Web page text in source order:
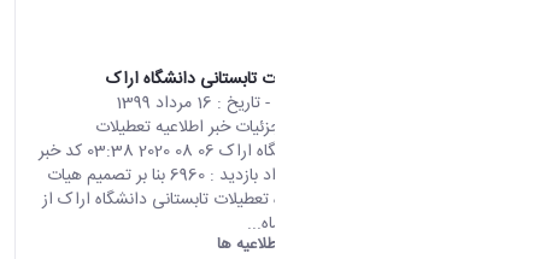
اطلاعیه تعطیلات تابستانی دانشگاه اراک
- تاریخ : 16 مرداد 1399
صفحه اصلی جزئیات خبر اطلاعیه تعطیلات
تابستانی دانشگاه اراک 06 08 2020 03:38 کد خبر
: 700830 تعداد بازدید : 6960 بنا بر تصمیم هیات
رئیسه دانشگاه تعطیلات تابستانی دانشگاه اراک از
اطلاعیه ها